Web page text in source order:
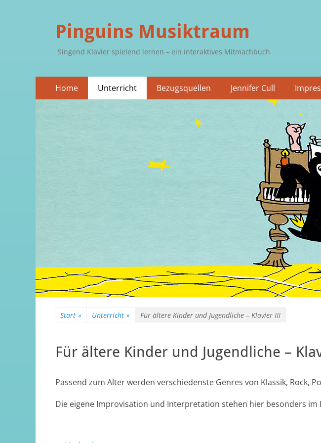
Pinguins Musiktraum
Singend Klavier spielend lernen – ein interaktives Mitmachbuch
Primäres
Menü
Inhalt
Home Unterricht Bezugsquellen Jennifer Cull
Start » Unterricht » Für ältere Kinder und Jugendliche – Klavier III
Für ältere Kinder und Jugendliche –
Passend zum Alter werden verschiedenste Genres von Klassik, Rock,
Die eigene Improvisation und Interpretation stehen hier besonders im